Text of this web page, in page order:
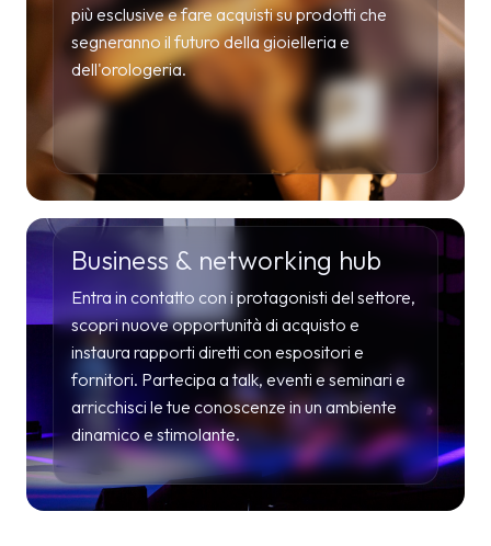
più esclusive e fare acquisti su prodotti che
segneranno il futuro della gioielleria e
dell'orologeria.
Business & networking hub
Entra in contatto con i protagonisti del settore,
scopri nuove opportunità di acquisto e
instaura rapporti diretti con espositori e
fornitori. Partecipa a talk, eventi e seminari e
arricchisci le tue conoscenze in un ambiente
dinamico e stimolante.